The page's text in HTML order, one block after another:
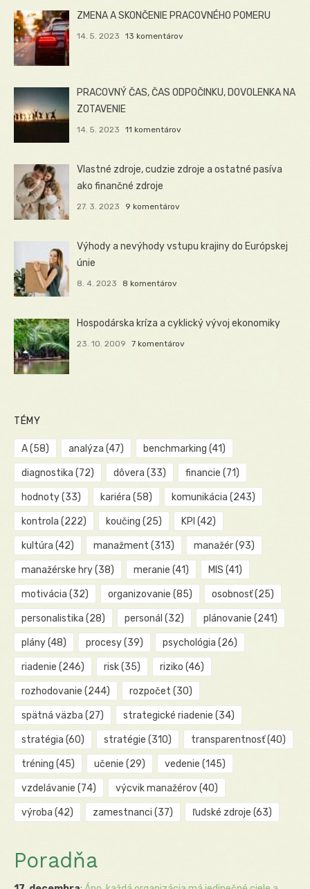
ZMENA A SKONČENIE PRACOVNÉHO POMERU
14. 5. 2023 13 komentárov
PRACOVNÝ ČAS, ČAS ODPOČINKU, DOVOLENKA NA
ZOTAVENIE
14. 5. 2023 11 komentárov
Vlastné zdroje, cudzie zdroje a ostatné pasíva
ako finančné zdroje
27. 3. 2023 9 komentárov
Výhody a nevýhody vstupu krajiny do Európskej
únie
8. 4. 2023 8 komentárov
Hospodárska kríza a cyklický vývoj ekonomiky
23. 10. 2009 7 komentárov
TÉMY
A(58) analýza (47) benchmarking (41)
diagnostika (72) dôvera (33) financie (71)
hodnoty(33) kariéra (58) komunikácia (243)
kontrola (222) koučing (25) KPI (42)
kultúra (42) manažment (313) manažér(93)
manažérske hry(38) meranie (41) MIS (41)
motivácia (32) organizovanie (85) osobnosť(25)
personalistika (28) personál (32) plánovanie (241)
plány(48) procesy(39) psychológia (26)
riadenie (246) risk(35) riziko (46)
rozhodovanie (244) rozpočet (30)
spätná väzba (27) strategické riadenie (34)
stratégia (60) stratégie (310) transparentnosť(40)
tréning (45) učenie (29) vedenie (145)
vzdelávanie (74) výcvik manažérov(40)
výroba (42) zamestnanci (37) ľudské zdroje (63)
Poradňa